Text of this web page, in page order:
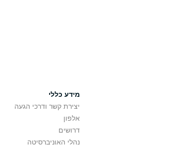
מידע כללי
יצירת קשר ודרכי הגעה
אלפון
דרושים
נהלי האוניברסיטה